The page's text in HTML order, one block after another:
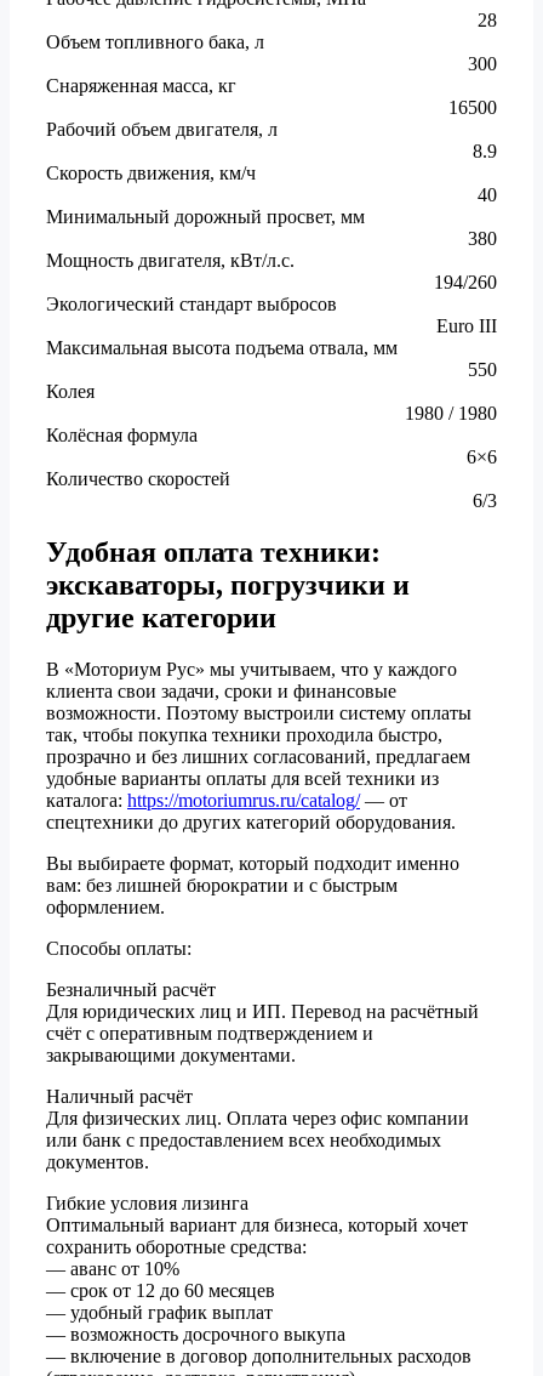
28
Объем топливного бака, л
300
Снаряженная масса, кг
16500
Рабочий объем двигателя, л
8.9
Скорость движения, км/ч
40
Минимальный дорожный просвет, мм
380
Мощность двигателя, кВт/л.с.
194/260
Экологический стандарт выбросов
Euro III
Максимальная высота подъема отвала, мм
550
Колея
1980 / 1980
Колёсная формула
6×6
Количество скоростей
6/3
Удобная оплата техники:
экскаваторы, погрузчики и
другие категории
В «Моториум Рус» мы учитываем, что у каждого
клиента свои задачи, сроки и финансовые
возможности. Поэтому выстроили систему оплаты
так, чтобы покупка техники проходила быстро,
прозрачно и без лишних согласований, предлагаем
удобные варианты оплаты для всей техники из
каталога: https://motoriumrus.ru/catalog/— от
спецтехники до других категорий оборудования.
Вы выбираете формат, который подходит именно
вам: без лишней бюрократии и с быстрым
оформлением.
Способы оплаты:
Безналичный расчёт
Для юридических лиц и ИП. Перевод на расчётный
счёт с оперативным подтверждением и
закрывающими документами.
Наличный расчёт
Для физических лиц. Оплата через офис компании
или банк с предоставлением всех необходимых
документов.
Гибкие условия лизинга
Оптимальный вариант для бизнеса, который хочет
сохранить оборотные средства:
— аванс от 10%
— срок от 12 до 60 месяцев
— удобный график выплат
— возможность досрочного выкупа
— включение в договор дополнительных расходов